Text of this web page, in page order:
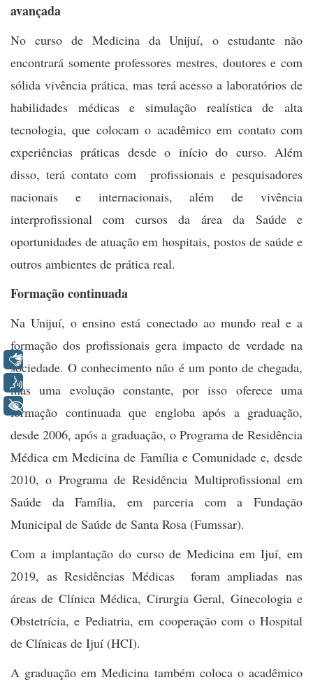
avançada
No curso de Medicina da Unijuí, o estudante não
encontrará somente professores mestres, doutores e com
sólida vivência prática, mas terá acesso a laboratórios de
habilidades médicas e simulação realística de alta
tecnologia, que colocam o acadêmico em contato com
experiências práticas desde o início do curso. Além
disso, terá contato com profissionais e pesquisadores
nacionais e internacionais, além de vivência
interprofissional com cursos da área da Saúde e
oportunidades de atuação em hospitais, postos de saúde e
outros ambientes de prática real.
Formação continuada
Na Unijuí, o ensino está conectado ao mundo real e a
formação dos profissionais gera impacto de verdade na
sociedade. O conhecimento não é um ponto de chegada,
mas uma evolução constante, por isso oferece uma
formação continuada que engloba após a graduação,
desde 2006, após a graduação, o Programa de Residência
Médica em Medicina de Família e Comunidade e, desde
2010, o Programa de Residência Multiprofissional em
Saúde da Família, em parceria com a Fundação
Municipal de Saúde de Santa Rosa (Fumssar).
Com a implantação do curso de Medicina em Ijuí, em
2019, as Residências Médicas foram ampliadas nas
áreas de Clínica Médica, Cirurgia Geral, Ginecologia e
Obstetrícia, e Pediatria, em cooperação com o Hospital
de Clínicas de Ijuí (HCI).
A graduação em Medicina também coloca o acadêmico
+ Acessibilidade